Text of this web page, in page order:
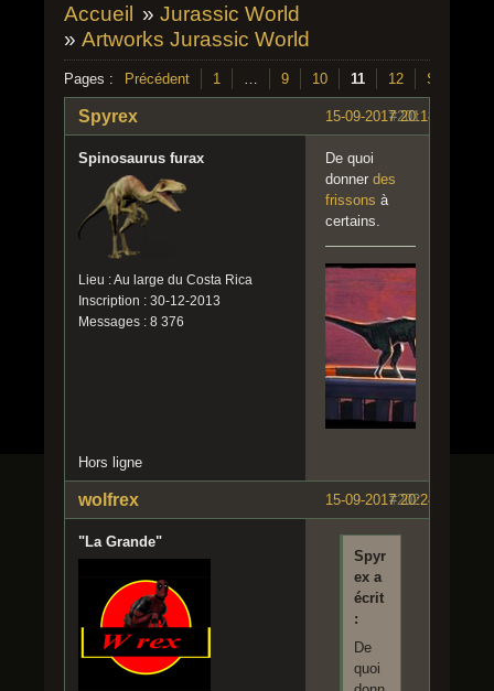
Accueil » Jurassic World
» Artworks Jurassic World
Pages : Précédent 1 … 9 10 11 12 Suivant
#201
15-09-2017 20:18:20
Spyrex
Spinosaurus furax
Lieu : Au large du Costa Rica
Inscription : 30-12-2013
Messages : 8 376
De quoi
donner des
frissons à
certains.
Hors ligne
#202
15-09-2017 20:24:39
wolfrex
"La Grande"
Spyr
ex a
écrit
:
De
quoi